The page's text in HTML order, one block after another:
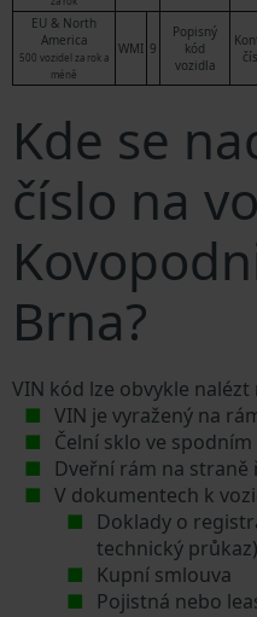
EU & North
America
500 vozidel za rok a
méně
WMI 9
Popisný
kód
vozidla
Kde se
číslo na
Brna?
VIN kód lze obvykle
VIN je vyražený na
Čelní sklo ve
Dveřní rám na straně
V dokumentech k
Doklady o
technický průkaz)
Kupní smlouva
Pojistná nebo